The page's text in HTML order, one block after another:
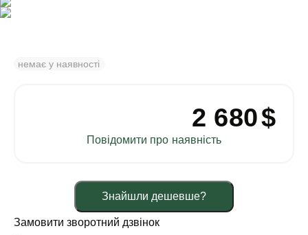
немає у наявності
2 680$
Повідомити про наявність
Знайшли дешевше?
Замовити зворотний дзвінок